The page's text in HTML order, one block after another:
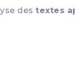
destextes